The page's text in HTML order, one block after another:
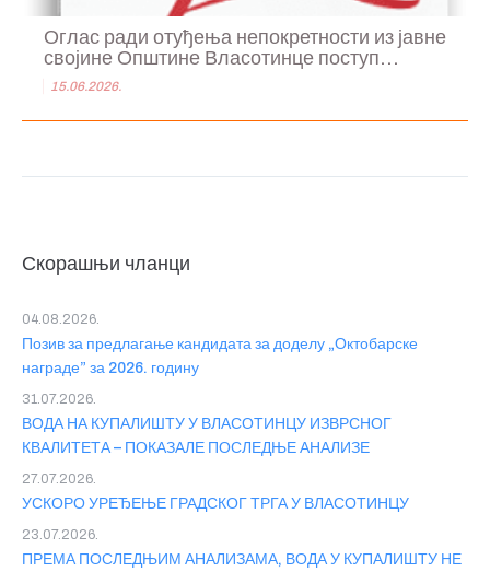
Оглас ради отуђења непокретности из јавне
својине Општине Власотинце поступ...
15.06.2026.
Скорашњи чланци
Позив за предлагање кандидата за доделу „Октобарске
награде” за 2026. годину
04.08.2026.
ВОДА НА КУПАЛИШТУ У ВЛАСОТИНЦУ ИЗВРСНОГ
КВАЛИТЕТА – ПОКАЗАЛЕ ПОСЛЕДЊЕ АНАЛИЗЕ
31.07.2026.
УСКОРО УРЕЂЕЊЕ ГРАДСКОГ ТРГА У ВЛАСОТИНЦУ
27.07.2026.
ПРЕМА ПОСЛЕДЊИМ АНАЛИЗАМА, ВОДА У КУПАЛИШТУ НЕ
23.07.2026.